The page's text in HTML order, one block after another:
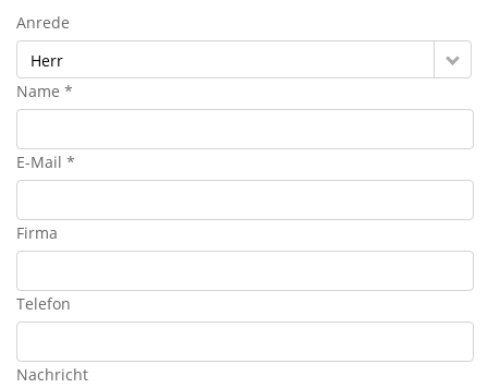
Anrede
Herr
Name *
E-Mail *
Firma
Telefon
Nachricht